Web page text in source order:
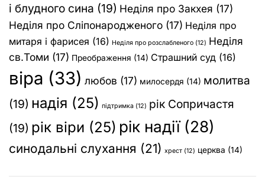
і блудного сина (19) Неділя про Закхея (17)
Неділя про Сліпонародженого (17) Неділя про
митаря і фарисея (16) Неділя про розслабленого (12) Неділя
св.Томи (17) Преображення (14) Страшний суд (16)
віра (33) любов (17) милосердя (14) молитва
(19) надія (25) підтримка (12) рік Сопричастя
(19) рік віри (25) рік надії(28)
синодальні слухання (21) хрест (12) церква (14)